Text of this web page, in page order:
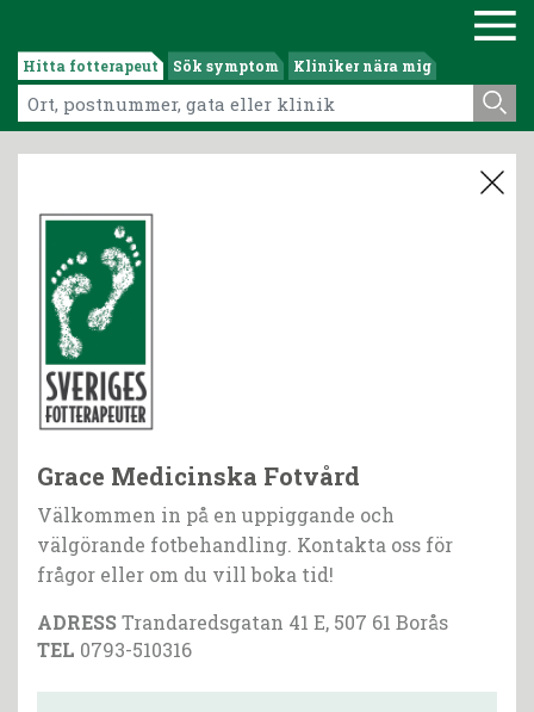
Hitta fotterapeut Sök symptom Kliniker nära mig
Grace Medicinska Fotvård
Välkommen in på en uppiggande och
välgörande fotbehandling. Kontakta oss för
frågor eller om du vill boka tid!
ADRESSTrandaredsgatan 41 E, 507 61 Borås
TEL 0793-510316